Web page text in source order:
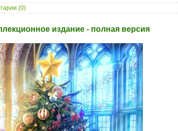
(0)
издание - полная версия